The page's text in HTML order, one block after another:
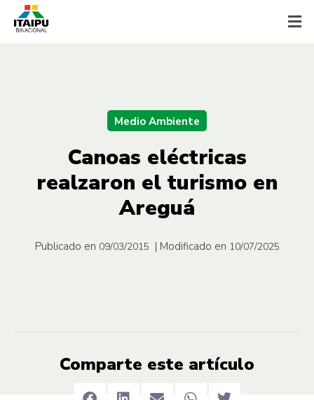
Medio Ambiente
Canoas eléctricas
realzaron el turismo en
Areguá
Publicado en 09/03/2015 | Modificado en 10/07/2025
Comparte este artículo